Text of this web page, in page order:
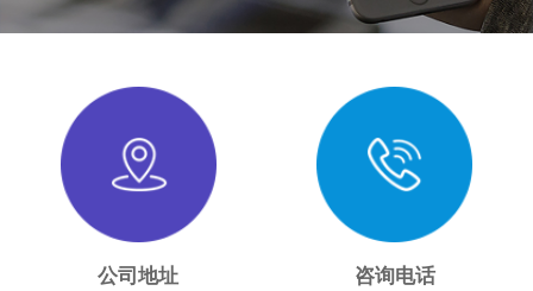
公司地址
咨询电话